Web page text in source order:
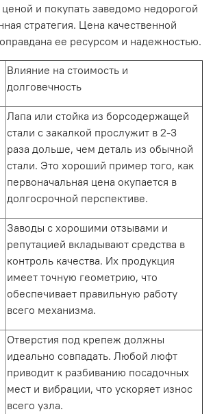
ценой и покупать заведомо недорогой
стратегия. Цена качественной
оправдана ее ресурсом и надежностью.
Влияние на стоимость и
долговечность
Лапа или стойка из борсодержащей
стали с закалкой прослужит в 2-3
раза дольше, чем деталь из обычной
стали. Это хороший пример того, как
первоначальная цена окупается в
долгосрочной перспективе.
Заводы с хорошими отзывами и
репутацией вкладывают средства в
контроль качества. Их продукция
имеет точную геометрию, что
обеспечивает правильную работу
всего механизма.
Отверстия под крепеж должны
идеально совпадать. Любой люфт
приводит к разбиванию посадочных
мест и вибрации, что ускоряет износ
всего узла.